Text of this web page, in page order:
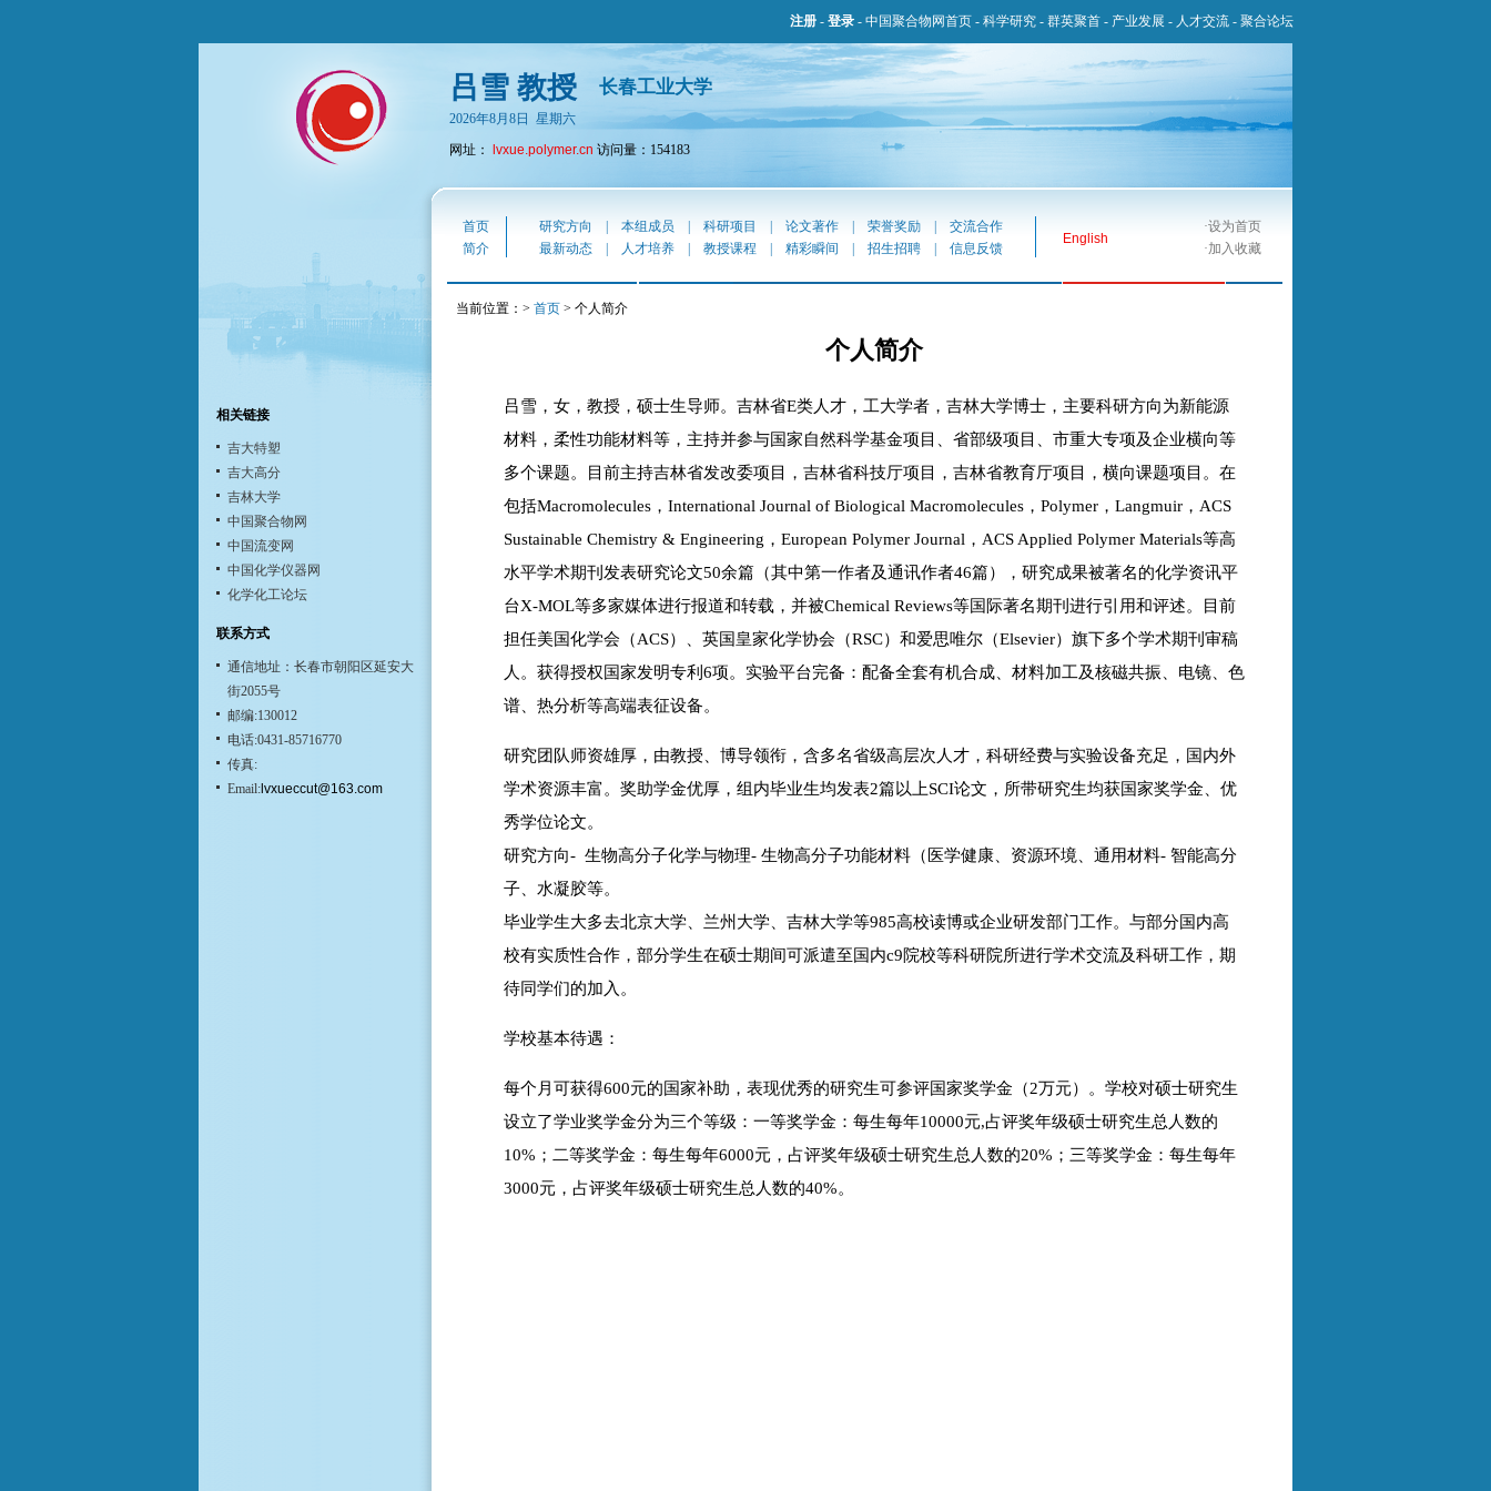
注册 - 登录 - 中国聚合物网首页 - 科学研究 - 群英聚首 - 产业发展 - 人才交流 - 聚合论坛
吕雪 教授 长春工业大学
2026年8月8日 星期六
网址：
lvxue.polymer.cn 访问量：154183
相关链接
吉大特塑
吉大高分
吉林大学
中国聚合物网
中国流变网
中国化学仪器网
化学化工论坛
联系方式
通信地址：长春市朝阳区延安大
街2055号
邮编:130012
电话:0431-85716770
传真:
Email:lvxueccut@163.com
首页 研究方向 本组成员 科研项目 论文著作 荣誉奖励 交流合作
English
·设为首页
简介
最新动态 人才培养 教授课程 精彩瞬间 招生招聘 信息反馈 ·加入收藏
当前位置：> 首页 > 个人简介
个人简介
吕雪，女，教授，硕士生导师。吉林省E类人才，工大学者，吉林大学博士，主要科研方向为新能源
材料，柔性功能材料等，主持并参与国家自然科学基金项目、省部级项目、市重大专项及企业横向等
多个课题。目前主持吉林省发改委项目，吉林省科技厅项目，吉林省教育厅项目，横向课题项目。在
包括Macromolecules，International Journal of Biological Macromolecules，Polymer，Langmuir，ACS
Sustainable Chemistry & Engineering，European Polymer Journal，ACS Applied Polymer Materials等高
水平学术期刊发表研究论文50余篇（其中第一作者及通讯作者46篇），研究成果被著名的化学资讯平
台X-MOL等多家媒体进行报道和转载，并被Chemical Reviews等国际著名期刊进行引用和评述。目前
担任美国化学会（ACS）、英国皇家化学协会（RSC）和爱思唯尔（Elsevier）旗下多个学术期刊审稿
人。获得授权国家发明专利6项。实验平台完备：配备全套有机合成、材料加工及核磁共振、电镜、色
谱、热分析等高端表征设备。
研究团队师资雄厚，由教授、博导领衔，含多名省级高层次人才，科研经费与实验设备充足，国内外
学术资源丰富。奖助学金优厚，组内毕业生均发表2篇以上SCI论文，所带研究生均获国家奖学金、优
秀学位论文。
研究方向- 生物高分子化学与物理- 生物高分子功能材料（医学健康、资源环境、通用材料- 智能高分
子、水凝胶等。
毕业学生大多去北京大学、兰州大学、吉林大学等985高校读博或企业研发部门工作。与部分国内高
校有实质性合作，部分学生在硕士期间可派遣至国内c9院校等科研院所进行学术交流及科研工作，期
待同学们的加入。
学校基本待遇：
每个月可获得600元的国家补助，表现优秀的研究生可参评国家奖学金（2万元）。学校对硕士研究生
设立了学业奖学金分为三个等级：一等奖学金：每生每年10000元,占评奖年级硕士研究生总人数的
10%；二等奖学金：每生每年6000元，占评奖年级硕士研究生总人数的20%；三等奖学金：每生每年
3000元，占评奖年级硕士研究生总人数的40%。